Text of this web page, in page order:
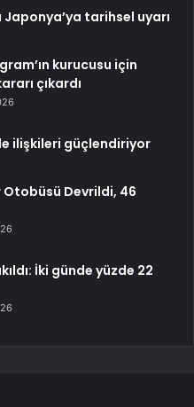
Japonya’ya tarihsel uyarı
kurucusu için
çıkardı
ilişkileri güçlendiriyor
Otobüsü Devrildi, 46
İki günde yüzde 22